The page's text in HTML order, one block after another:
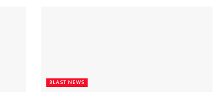
BLAST NEWS